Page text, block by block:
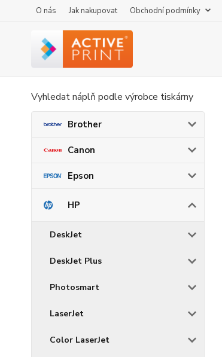
O nás Jak nakupovat Obchodní podmínky
Vyhledat náplň podle výrobce tiskárny
Brother
Canon
Epson
HP
DeskJet
DeskJet Plus
Photosmart
LaserJet
Color LaserJet